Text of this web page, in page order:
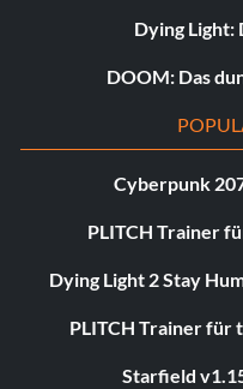
Dying Light:
DOOM: Das
Cyberpunk
PLITCH Trainer
Dying Light 2 Stay
PLITCH Trainer für
Starfield